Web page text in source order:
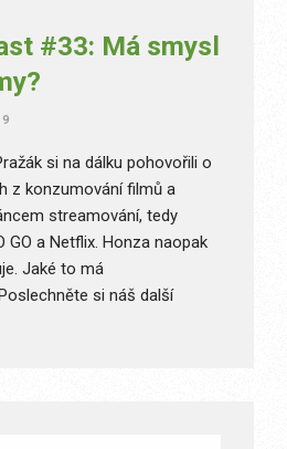
#33: Má smysl
si na dálku pohovořili o
z konzumování filmů a
streamování, tedy
GO a Netflix. Honza naopak
Jaké to má
si náš další